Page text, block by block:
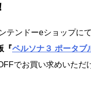
テンドーeショップに
『ペルソナ３ ポータブ
でお買い求めいただ